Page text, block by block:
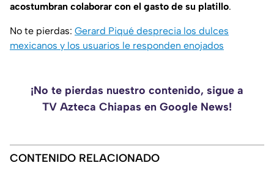
acostumbran colaborar con el gasto de su platillo.
No te pierdas: Gerard Piqué desprecia los dulces
mexicanos y los usuarios le responden enojados
¡No te pierdas nuestro contenido, sigue a
TV Azteca Chiapas en Google News!
CONTENIDO RELACIONADO